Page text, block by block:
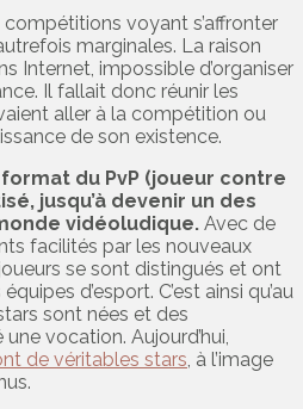
compétitions voyant s’affronter
marginales. La raison
Internet, impossible d’organiser
Il fallait donc réunir les
aller à la compétition ou
de son existence.
du PvP (joueur contre
jusqu’à devenir un des
vidéoludique. Avec de
facilités par les nouveaux
se sont distingués et ont
d’esport. C’est ainsi qu’au
sont nées et des
vocation. Aujourd’hui,
de véritables stars , à l’image